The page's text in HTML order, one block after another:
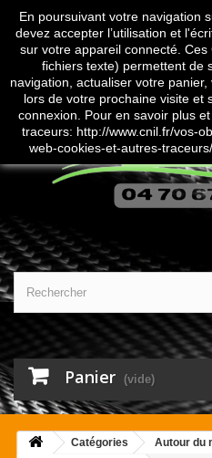
Panier (vide)
Catégories
Autour du
En poursuivant votre navigation
devez accepter l’utilisation et
sur votre appareil connecté. Ces
fichiers texte) permettent de
navigation, actualiser votre
lors de votre prochaine visite et
connexion. Pour en savoir plus
traceurs: http://www.cnil.fr/vos-
web-cookies-et-autres-